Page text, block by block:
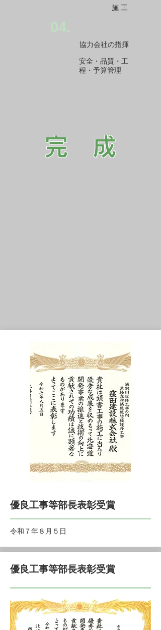
施 工
協力会社の指揮
安全・品質・工
程・予算管理
完 成
​優良工事等部長表彰受賞
令和７年８月５日
​優良工事等部長表彰受賞